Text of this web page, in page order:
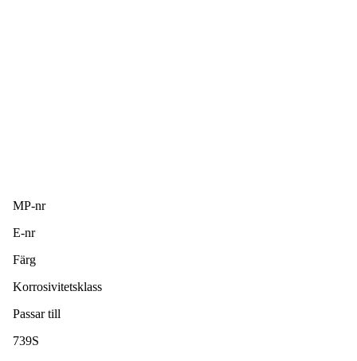
MP-nr
E-nr
Färg
Korrosivitetsklass
Passar till
739S